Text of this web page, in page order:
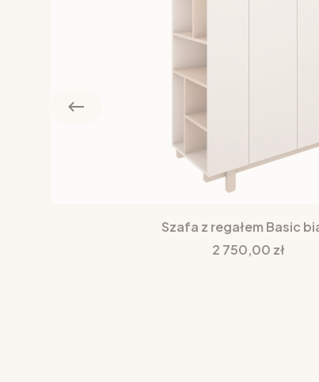
Szafa z regałem Basic
Cena
2 750,00 zł